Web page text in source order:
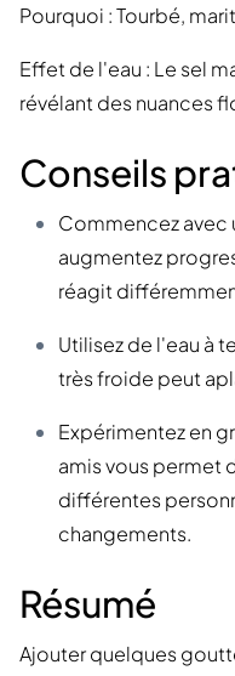
Pourquoi : Tourbé,
Effet de l'eau : Le sel
révélant des nuances
Conseils
Commencez
augmentez
réagit
Utilisez de l'eau à
très froide peut
Expérimentez en
amis vous permet
différentes
changements.
Résumé
Ajouter quelques